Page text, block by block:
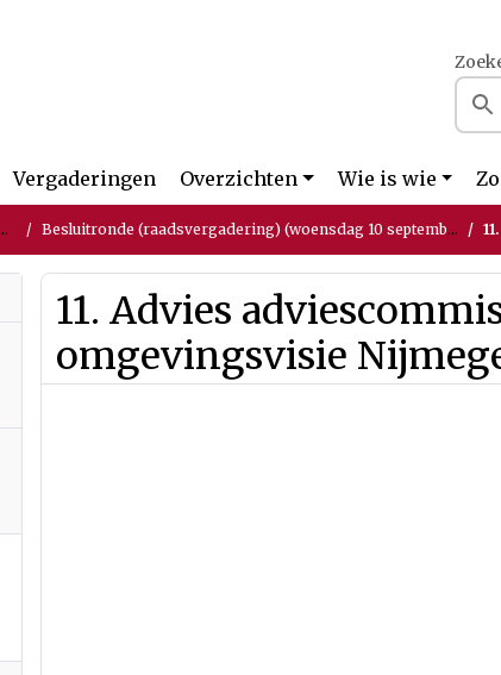
Vergaderingen Overzichten Wie is wie
Besluitronde (raadsvergadering) (woensdag 10 september 2025)
11. Advies
omgevingsvisie